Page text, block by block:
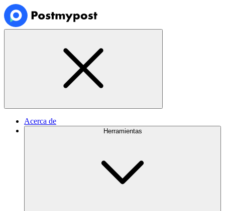
Acerca de
Herramientas